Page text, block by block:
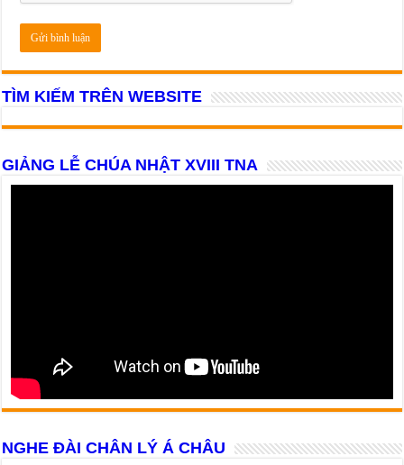
TÌM KIẾM TRÊN WEBSITE
GIẢNG LỄ CHÚA NHẬT XVIII TNA
NGHE ĐÀI CHÂN LÝ Á CHÂU